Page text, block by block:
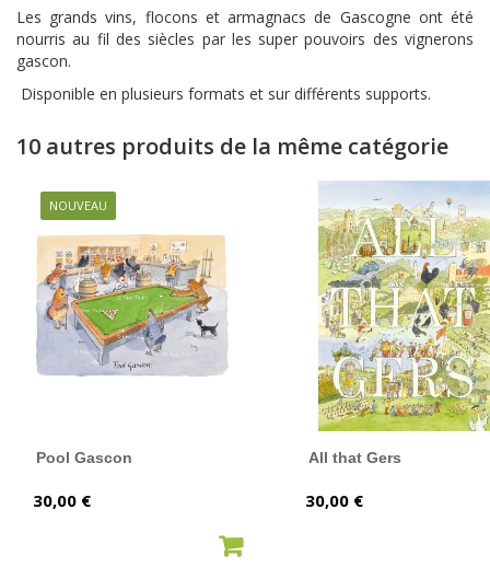
Les grands vins, flocons et armagnacs de Gascogne ont été
nourris au fil des siècles par les super pouvoirs des vignerons
gascon.
Disponible en plusieurs formats et sur différents supports.
10 autres produits de la même catégorie
NOUVEAU
Pool Gascon
Prix
30,00 €
All that Gers
Prix
30,00 €